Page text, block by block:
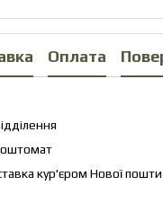
Оплата
кур'єром Нової пошти